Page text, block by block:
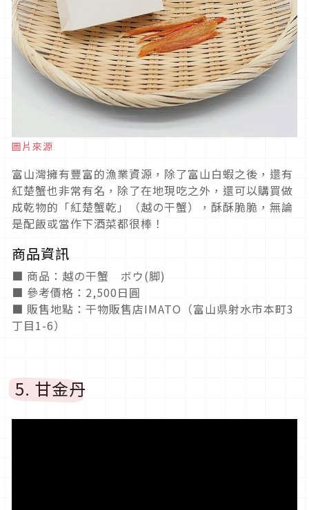
圖片來源
富山灣擁有豐富的漁業資源，除了富山白蝦之後，還有
紅楚蟹也非常有名，除了在地現吃之外，還可以購買做
成乾物的「紅楚蟹乾」（越の干蟹），酥酥脆脆，無論
是配飯或當作下酒菜都很棒！
商品資訊
■ 商品：越の干蟹 ボウ(脚)
■ 參考價格：2,500日圓
■ 販售地點：干物販售店IMATO（富山県射水市本町3
丁目1-6）
5. 甘金丹